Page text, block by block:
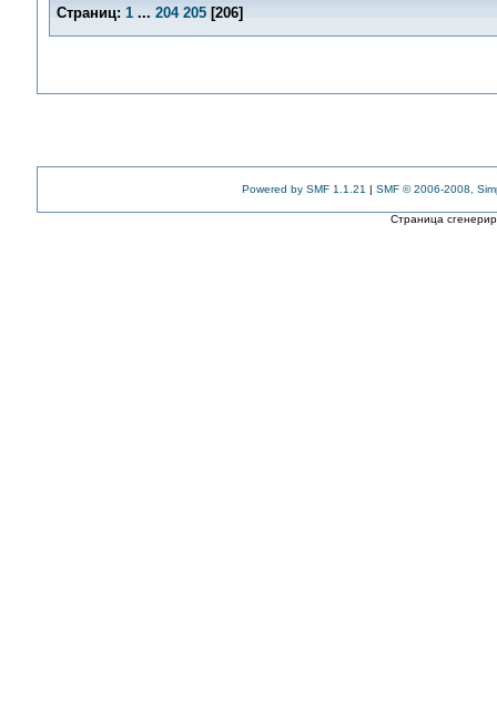
Страниц: 1 ... 204 205[206]
Powered by SMF 1.1.21 | SMF © 2006-2008,
Страница